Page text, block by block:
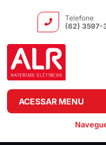
Telefone
(62) 3597-
ACESSAR MENU